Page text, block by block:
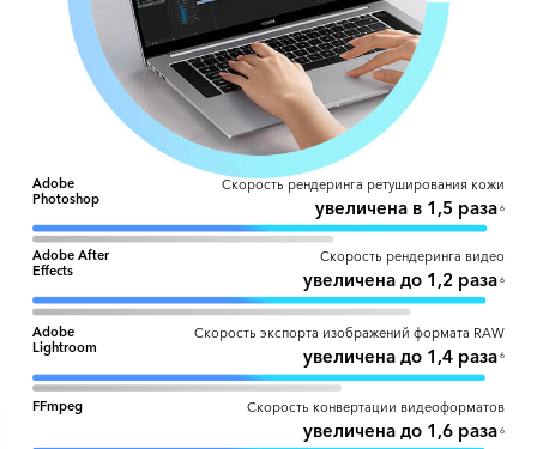
Adobe
Photoshop
Скорость рендеринга ретуширования кожи
увеличена в 1,5 раза 6
Adobe After
Effects
Скорость рендеринга видео
увеличена до 1,2 раза 6
Adobe
Lightroom
Скорость экспорта изображений формата RAW
увеличена до 1,4 раза 6
FFmpeg Скорость конвертации видеоформатов
увеличена до 1,6 раза 6